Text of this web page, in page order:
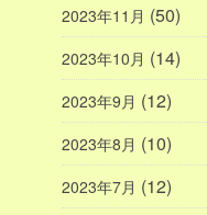
2023年11月 (50)
2023年10月 (14)
2023年9月 (12)
2023年8月 (10)
2023年7月 (12)